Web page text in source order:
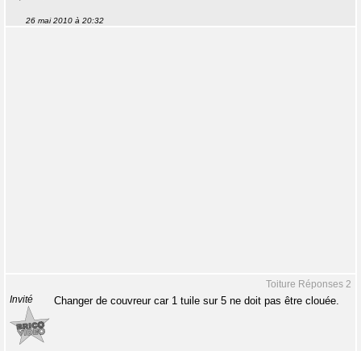
26 mai 2010 à 20:32
Toiture Réponses 2
Invité Changer de couvreur car 1 tuile sur 5 ne doit pas être clouée.